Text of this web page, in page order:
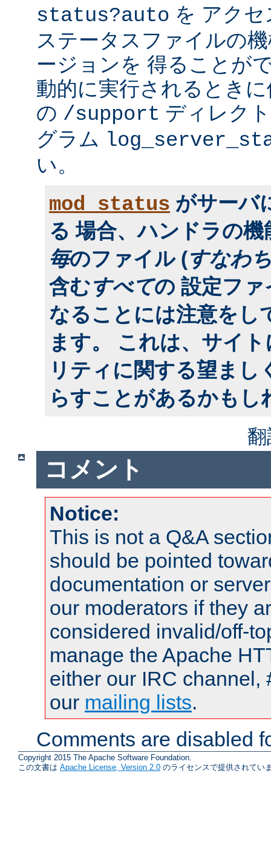
status?auto を アク
ステータスファイルの
ージョンを 得ることが
動的に実行されるとき
の /support ディレク
グラム
い。
mod_status がサーバ
る 場合、ハンドラの
毎のファイル (すなわ
含むすべての 設定フ
なることには注意をし
ます。 これは、サイ
リティに関する望まし
らすことがあるかもし
コメント
Notice:
This is not a Q&A
should be pointed
documentation or
our moderators if they
considered invalid/off-
manage the Apache
either our IRC channel,
our mailing lists.
Comments are disabled
Copyright 2015 The Apache Software Foundation.
この文書は Apache License, Version 2.0 のライセンスで提供されてい